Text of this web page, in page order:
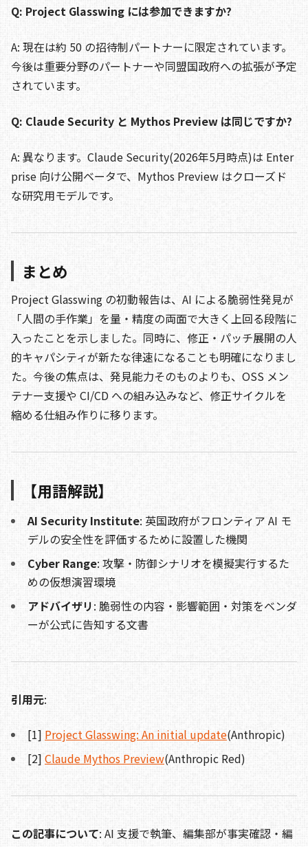
Q: Project Glasswing には参加できますか?
A: 現在は約 50 の招待制パートナーに限定されています。
今後は重要分野のパートナーや同盟国政府への拡張が予定
されています。
Q: Claude Security と Mythos Preview は同じですか?
A: 異なります。Claude Security(2026年5月時点)は Enter
prise 向け公開ベータで、Mythos Preview はクローズド
な研究用モデルです。
まとめ
Project Glasswing の初動報告は、AI による脆弱性発見が
「人間の手作業」を量・精度の両面で大きく上回る段階に
入ったことを示しました。同時に、修正・パッチ展開の人
的キャパシティが新たな律速になることも明確になりまし
た。今後の焦点は、発見能力そのものよりも、OSS メン
テナー支援や CI/CD への組み込みなど、修正サイクルを
縮める仕組み作りに移ります。
【用語解説】
AI Security Institute: 英国政府がフロンティア AI モ
デルの安全性を評価するために設置した機関
Cyber Range: 攻撃・防御シナリオを模擬実行するた
めの仮想演習環境
アドバイザリ: 脆弱性の内容・影響範囲・対策をベンダ
ーが公式に告知する文書
引用元:
[1] Project Glasswing: An initial update(Anthropic)
[2] Claude Mythos Preview(Anthropic Red)
この記事について: AI 支援で執筆、編集部が事実確認・編